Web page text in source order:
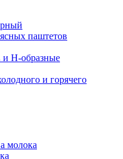
паштетов
и H-образные
и горячего
молока